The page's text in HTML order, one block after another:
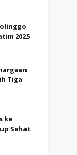
2025
Tiga
ke
Sehat